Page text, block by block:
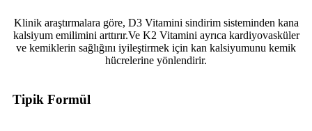
Klinik araştırmalara göre, D3 Vitamini sindirim sisteminden kana
kalsiyum emilimini arttırır.Ve K2 Vitamini ayrıca kardiyovasküler
ve kemiklerin sağlığını iyileştirmek için kan kalsiyumunu kemik
hücrelerine yönlendirir.
Tipik Formül